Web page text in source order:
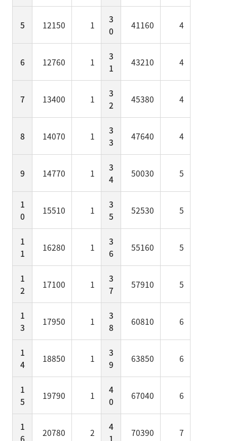
5 12150 1
3
0
41160 4
6 12760 1
3
1
43210 4
7 13400 1
3
2
45380 4
8 14070 1
3
3
47640 4
9 14770 1
3
4
50030 5
1
0
15510 1
3
5
52530 5
1
1
16280 1
3
6
55160 5
1
2
17100 1
3
7
57910 5
1
3
17950 1
3
8
60810 6
1
4
18850 1
3
9
63850 6
1
5
19790 1
4
0
67040 6
1
6
20780 2
4
1
70390 7